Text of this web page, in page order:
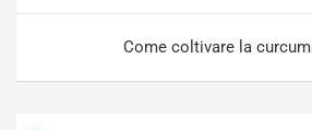
Come coltivare la